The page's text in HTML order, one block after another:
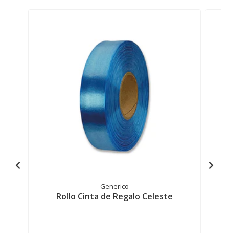
Generico
Rollo Cinta de Regalo Celeste